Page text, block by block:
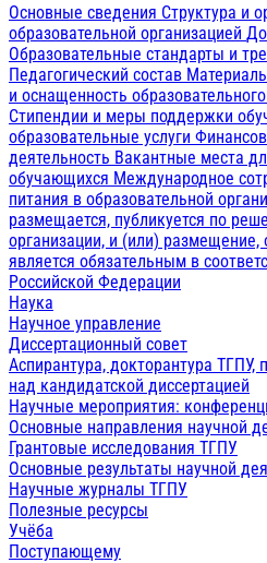
Основные сведения Структура и
образовательной организацией
Образовательные стандарты и
Педагогический состав
и оснащенность
Стипендии и меры поддержки
образовательные услуги
деятельность Вакантные места
обучающихся Международное
питания в образовательной
размещается, публикуется по
организации, и (или) размещение,
является обязательным в
Российской Федерации
Наука
Научное управление
Диссертационный совет
Аспирантура, докторантура
над кандидатской диссертацией
Научные мероприятия:
Основные направления научной
Грантовые исследования ТГПУ
Основные результаты научной
Научные журналы ТГПУ
Полезные ресурсы
Учёба
Поступающему